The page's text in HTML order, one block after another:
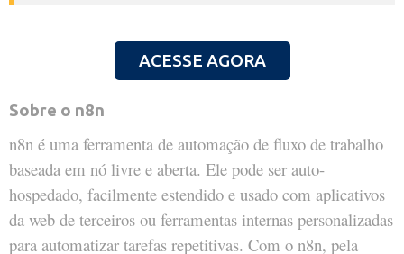
ACESSE AGORA
Sobre o n8n
n8n é uma ferramenta de automação de fluxo de trabalho
baseada em nó livre e aberta. Ele pode ser auto-
hospedado, facilmente estendido e usado com aplicativos
da web de terceiros ou ferramentas internas personalizadas
para automatizar tarefas repetitivas. Com o n8n, pela